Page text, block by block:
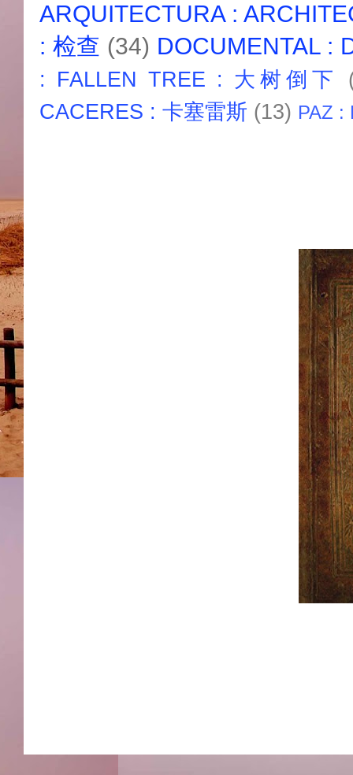
ARQUITECTURA :
: 检查 (34) DOCUMENTAL :
: FALLEN TREE : 大树倒下
CACERES : 卡塞雷斯 (13) PAZ :